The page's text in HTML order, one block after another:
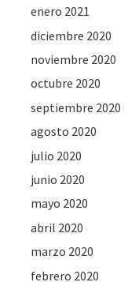
enero 2021
diciembre 2020
noviembre 2020
octubre 2020
septiembre 2020
agosto 2020
julio 2020
junio 2020
mayo 2020
abril 2020
marzo 2020
febrero 2020